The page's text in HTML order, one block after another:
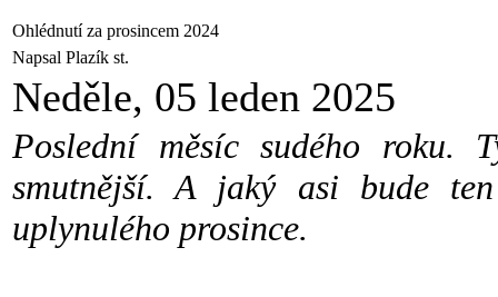
Ohlédnutí za prosincem 2024
Napsal Plazík st.
Neděle, 05 leden 2025
Poslední měsíc sudého
smutnější. A jaký asi bude
uplynulého prosince.